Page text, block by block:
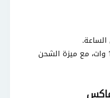
: بقوة 15 وات، مع ميزة الشحن